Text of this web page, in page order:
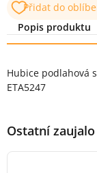
Přidat do
Popis produktu
Hubice podlahová
ETA5247
Ostatní zaujalo